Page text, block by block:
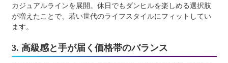
カジュアルラインを展開。休日でもダンヒルを楽しめる選択肢
が増えたことで、若い世代のライフスタイルにフィットしてい
ます。
3. 高級感と手が届く価格帯のバランス